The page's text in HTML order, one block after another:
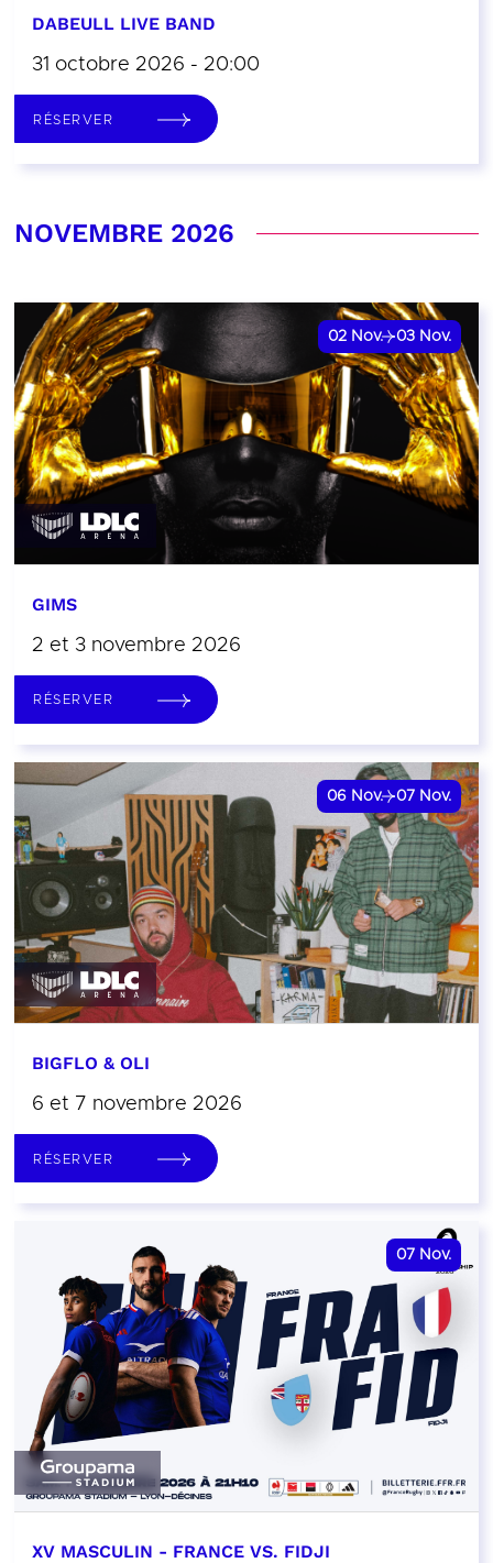
DABEULL LIVE BAND
31 octobre 2026 - 20:00
RÉSERVER
NOVEMBRE 2026
02 Nov. 03 Nov.
GIMS
2 et 3 novembre 2026
RÉSERVER
06 Nov. 07 Nov.
BIGFLO & OLI
6 et 7 novembre 2026
RÉSERVER
07 Nov.
XV MASCULIN - FRANCE VS. FIDJI